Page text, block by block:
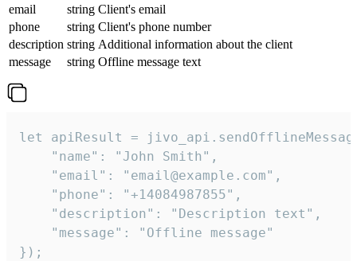
email
string Client's email
phone
string Client's phone number
description string Additional information about the client
message
string Offline message text
let apiResult =
    "name": "John Smith",
    "email": "email@example.com",
    "phone": "+14084987855",
    "description": "Description text",
    "message": "Offline message"
});